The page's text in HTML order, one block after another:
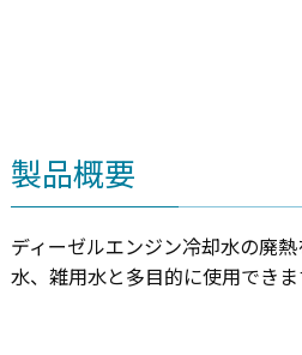
製品概要
ディーゼルエンジン冷却水の廃
水、雑用水と多目的に使用でき